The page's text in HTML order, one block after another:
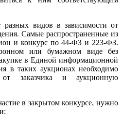
разных видов в зависимости от
Самые распространенные из
и конкурс по 44-ФЗ и 223-ФЗ.
или бумажном виде без
в Единой информационной
в таких аукционах необходимо
от заказчика и аукционную
в закрытом конкурсе, нужно